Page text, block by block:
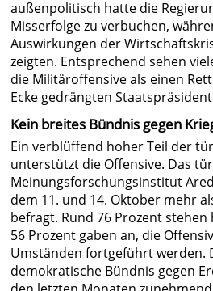
außenpolitisch hatte die
Misserfolge zu verbuchen,
Auswirkungen der
zeigten. Entsprechend sehen
die Militäroffensive als einen
Ecke gedrängten
Kein breites Bündnis gegen
Ein verblüffend hoher Teil der
unterstützt die Offensive. Das
Meinungsforschungsinstitut
dem 11. und 14. Oktober mehr
befragt. Rund 76 Prozent
56 Prozent gaben an, die
Umständen fortgeführt werden.
demokratische Bündnis gegen